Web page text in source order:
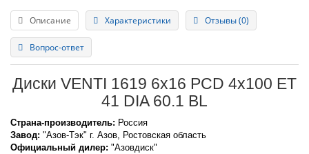
Описание Характеристики Отзывы (0)
Вопрос-ответ
Диски VENTI 1619 6x16 PCD 4x100 ET
41 DIA 60.1 BL
Страна-производитель: Россия
Завод: "Азов-Тэк" г. Азов, Ростовская область
Официальный дилер: "Азовдиск"